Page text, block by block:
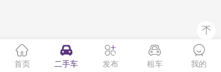
首页 二手车 发布 租车 我的